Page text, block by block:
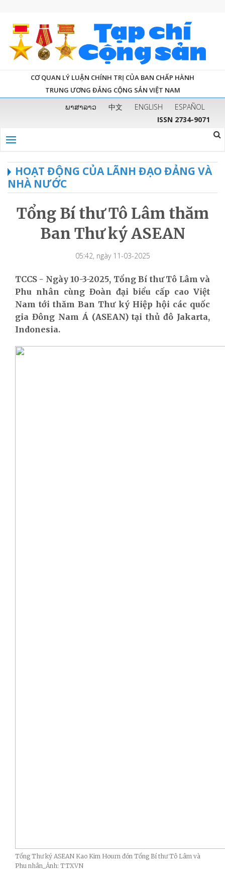
CƠ QUAN LÝ LUẬN CHÍNH TRỊ CỦA BAN CHẤP HÀNH
TRUNG ƯƠNG ĐẢNG CỘNG SẢN VIỆT NAM
ພາສາລາວ 中文 ENGLISH
ESPAÑOL
ISSN 2734-9071
HOẠT ĐỘNG CỦA LÃNH ĐẠO ĐẢNG VÀ
NHÀ NƯỚC
Tổng Bí thư Tô Lâm thăm
Ban Thư ký ASEAN
05:42, ngày 11-03-2025
TCCS - Ngày 10-3-2025, Tổng Bí thư Tô Lâm và
Phu nhân cùng Đoàn đại biểu cấp cao Việt
Nam tới thăm Ban Thư ký Hiệp hội các quốc
gia Đông Nam Á (ASEAN) tại thủ đô Jakarta,
Indonesia.
Tổng Thư ký ASEAN Kao Kim Hourn đón Tổng Bí thư Tô Lâm và
Phu nhân_Ảnh: TTXVN